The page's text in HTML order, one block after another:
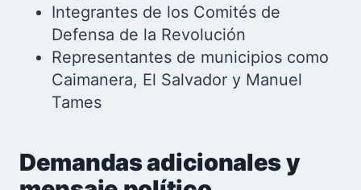
Integrantes de los Comités de
Defensa de la Revolución
Representantes de municipios como
Caimanera, El Salvador y Manuel
Tames
Demandas adicionales y